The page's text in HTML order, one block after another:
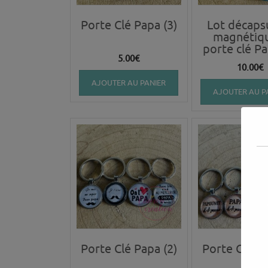
Porte Clé Papa (3)
5.00€
AJOUTER AU PANIER
Lot
porte clé
10.00€
AJOUTER AU
Porte Clé Papa (2) Porte Clé